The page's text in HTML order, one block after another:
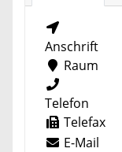
Anschrift
Raum
Telefon
Telefax
E-Mail